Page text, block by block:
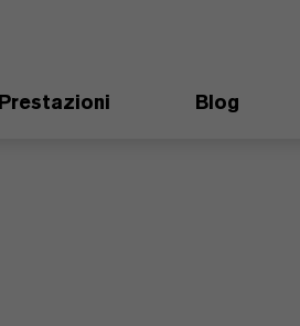
Prestazioni Blog